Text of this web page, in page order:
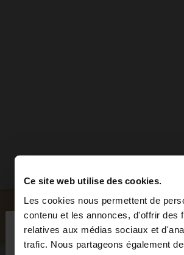
Ce site web utilise des cookies.
Les cookies nous permettent de
contenu et les annonces, d'offrir des
relatives aux médias sociaux et
trafic. Nous partageons également
bonjour